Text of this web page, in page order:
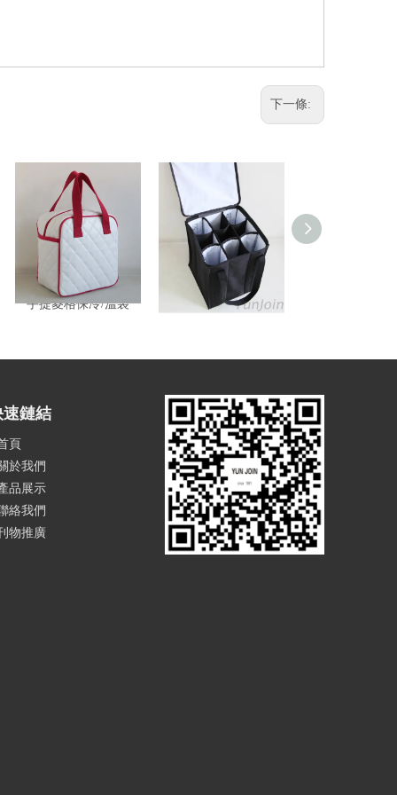
下一條:
手提菱格保冷/溫袋 保冷袋
速鏈結
頁
於我們
品展示
絡我們
物推廣